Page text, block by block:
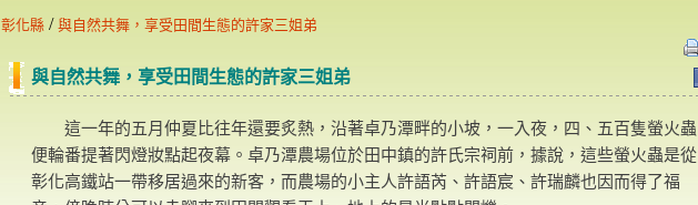
彰化縣 / 與自然共舞，享受田間生態的許家三姐弟
與自然共舞，享受田間生態的許家三姐弟
這一年的五月仲夏比往年還要炙熱，沿著卓乃潭畔的小坡，一入夜，四、五百隻螢火蟲
便輪番提著閃燈妝點起夜幕。卓乃潭農場位於田中鎮的許氏宗祠前，據說，這些螢火蟲是從
彰化高鐵站一帶移居過來的新客，而農場的小主人許語芮、許語宸、許瑞麟也因而得了福